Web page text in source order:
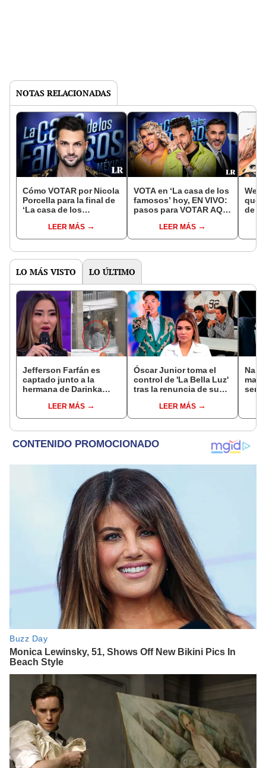
NOTAS RELACIONADAS
Cómo VOTAR por Nicola
Porcella para la final de
‘La casa de los
emitir tu VOTO
LEER MÁS
VOTA en ‘La casa de los
famosos’ hoy, EN VIVO:
pasos para VOTAR AQUÍ
LEER MÁS
qué
de
LO MÁS VISTO LO ÚLTIMO
Jefferson Farfán es
captado junto a la
hermana de Darinka
Kanashiro trabajaba: “Él
tiene sus…”
LEER MÁS
Óscar Junior toma el
control de 'La Bella Luz'
tras la renuncia de su
caso Naldy Saldaña
LEER MÁS